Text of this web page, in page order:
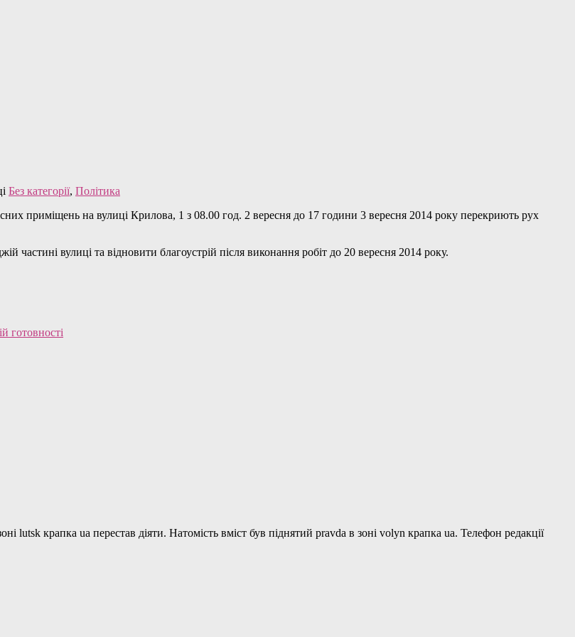
Без категорії, Політика
приміщень на вулиці Крилова, 1 з 08.00 год. 2 вересня до 17 години 3 вересня 2014 року перекриють рух
частині вулиці та відновити благоустрій після виконання робіт до 20 вересня 2014 року.
готовності
lutsk крапка ua перестав діяти. Натомість вміст був піднятий pravda в зоні volyn крапка ua. Телефон редакції